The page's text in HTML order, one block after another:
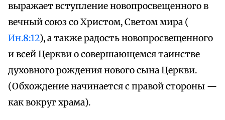
выражает вступление новопросвещенного в
вечный союз со Христом, Светом мира (
Ин.8:12), а также радость новопросвещенного
и всей Церкви о совершающемся таинстве
духовного рождения нового сына Церкви.
(Обхождение начинается с правой стороны —
как вокруг храма).